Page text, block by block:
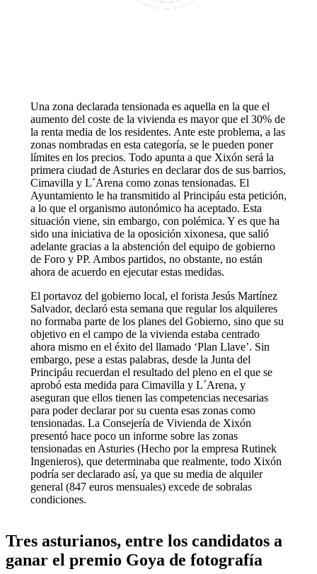
Una zona declarada tensionada es aquella en la que el
aumento del coste de la vivienda es mayor que el 30% de
la renta media de los residentes. Ante este problema, a las
zonas nombradas en esta categoría, se le pueden poner
límites en los precios. Todo apunta a que Xixón será la
primera ciudad de Asturies en declarar dos de sus barrios,
Cimavilla y L´Arena como zonas tensionadas. El
Ayuntamiento le ha transmitido al Principáu esta petición,
a lo que el organismo autonómico ha aceptado. Esta
situación viene, sin embargo, con polémica. Y es que ha
sido una iniciativa de la oposición xixonesa, que salió
adelante gracias a la abstención del equipo de gobierno
de Foro y PP. Ambos partidos, no obstante, no están
ahora de acuerdo en ejecutar estas medidas.
El portavoz del gobierno local, el forista Jesús Martínez
Salvador, declaró esta semana que regular los alquileres
no formaba parte de los planes del Gobierno, sino que su
objetivo en el campo de la vivienda estaba centrado
ahora mismo en el éxito del llamado ‘Plan Llave’. Sin
embargo, pese a estas palabras, desde la Junta del
Principáu recuerdan el resultado del pleno en el que se
aprobó esta medida para Cimavilla y L´Arena, y
aseguran que ellos tienen las competencias necesarias
para poder declarar por su cuenta esas zonas como
tensionadas. La Consejería de Vivienda de Xixón
presentó hace poco un informe sobre las zonas
tensionadas en Asturies (Hecho por la empresa Rutinek
Ingenieros), que determinaba que realmente, todo Xixón
podría ser declarado así, ya que su media de alquiler
general (847 euros mensuales) excede de sobralas
condiciones.
Tres asturianos, entre los candidatos a
ganar el premio Goya de fotografía